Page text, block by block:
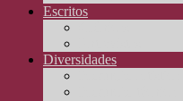
Escritos
Diversidades